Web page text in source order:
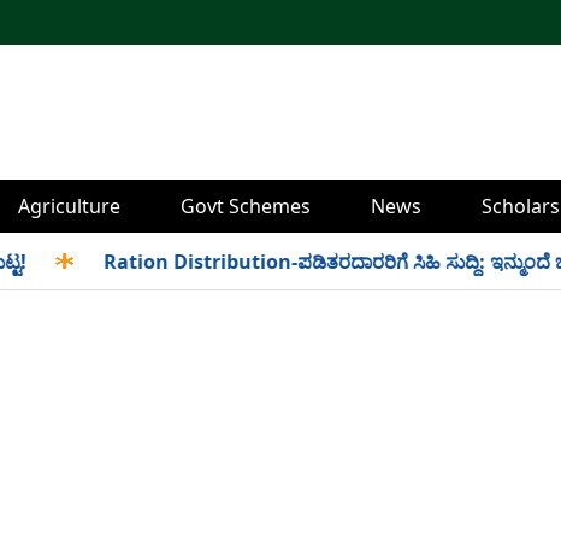
Agriculture Govt Schemes News
Ration Distribution-ಪಡಿತರದಾರರಿಗೆ ಸಿಹಿ ಸುದ್ದಿ: ಇನ್ಮುಂದೆ